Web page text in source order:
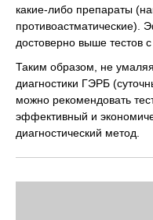
какие-либо препараты
противоастматические).
достоверно выше тестов
Таким образом, не
диагностики ГЭРБ
можно рекомендовать
эффективный и
диагностический метод.